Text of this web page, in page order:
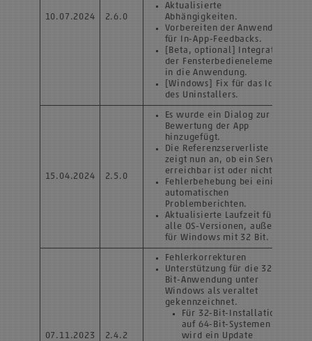
10.07.2024 2.6.0
Aktualisierte
Abhängigkeiten.
Vorbereiten der Anwendung
für In-App-Feedbacks.
[Beta, optional] Integration
der Fensterbedienelemente
in die Anwendung.
[Windows] Fix für das Icon
des Uninstallers.
15.04.2024 2.5.0
Es wurde ein Dialog zur
Bewertung der App
hinzugefügt.
Die Referenzserverliste
zeigt nun an, ob ein Server
erreichbar ist oder nicht.
Fehlerbehebung bei einigen
automatischen
Problemberichten.
Aktualisierte Laufzeit für
alle OS-Versionen, außer
für Windows mit 32 Bit.
07.11.2023 2.4.2
Fehlerkorrekturen
Unterstützung für die 32-
Bit-Anwendung unter
Windows als veraltet
gekennzeichnet.
Für 32-Bit-Installationen
auf 64-Bit-Systemen
wird ein Update